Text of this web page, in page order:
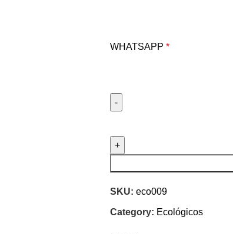
WHATSAPP *
SKU: eco009
Category: Ecológicos